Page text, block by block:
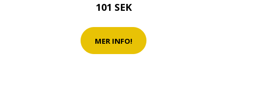
101 SEK
MER INFO!